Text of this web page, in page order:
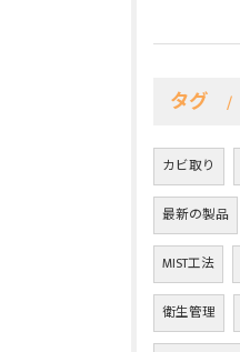
タグ
カビ取り
最新の製品
MIST工法
衛生管理